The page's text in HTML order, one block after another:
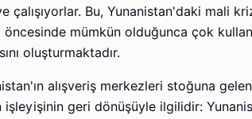
çalışıyorlar. Bu, Yunanistan'daki mali
öncesinde mümkün olduğunca çok
oluşturmaktadır.
alışveriş merkezleri stoğuna
işleyişinin geri dönüşüyle ​​ilgilidir: